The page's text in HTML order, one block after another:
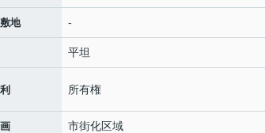
地 -
平坦
所有権
市街化区域